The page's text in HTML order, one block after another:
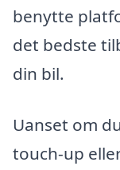
benytte
det bedste
din bil.
Uanset om
touch-up